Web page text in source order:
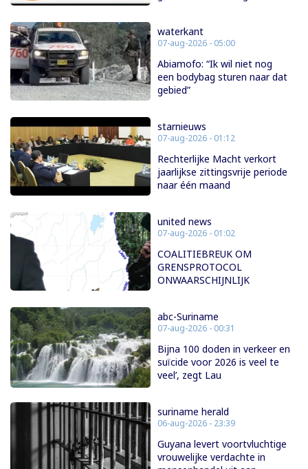
waterkant
07-aug-2026 - 05:00
Abiamofo: “Ik wil niet nog
een bodybag sturen naar dat
gebied”
starnieuws
07-aug-2026 - 01:12
Rechterlijke Macht verkort
jaarlijkse zittingsvrije periode
naar één maand
united news
07-aug-2026 - 01:02
COALITIEBREUK OM
GRENSPROTOCOL
ONWAARSCHIJNLIJK
abc-Suriname
07-aug-2026 - 00:31
Bijna 100 doden in verkeer en
suïcide voor 2026 is veel te
veel’, zegt Lau
suriname herald
06-aug-2026 - 23:39
Guyana levert voortvluchtige
vrouwelijke verdachte in